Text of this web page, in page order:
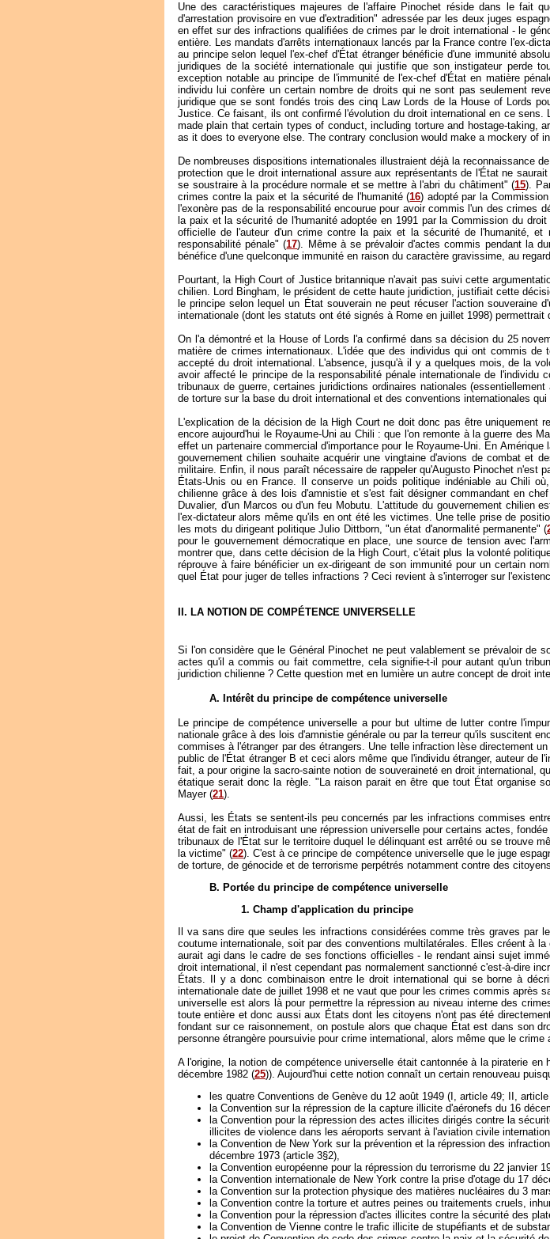
Une des caractéristiques majeures de l'affaire Pinochet réside dans le fait
d'arrestation provisoire en vue d'extradition" adressée par les deux juges
en effet sur des infractions qualifiées de crimes par le droit international - le
entière. Les mandats d'arrêts internationaux lancés par la France contre l'ex-
au principe selon lequel l'ex-chef d'État étranger bénéficie d'une immunité
juridiques de la société internationale qui justifie que son instigateur perde
exception notable au principe de l'immunité de l'ex-chef d'État en matière
individu lui confère un certain nombre de droits qui ne sont pas seulement
juridique que se sont fondés trois des cinq Law Lords de la House of Lords
Justice. Ce faisant, ils ont confirmé l'évolution du droit international en ce
made plain that certain types of conduct, including torture and hostage-
as it does to everyone else. The contrary conclusion would make a mockery of
De nombreuses dispositions internationales illustraient déjà la reconnaissance
protection que le droit international assure aux représentants de l'État ne
se soustraire à la procédure normale et se mettre à l'abri du châtiment" (15).
crimes contre la paix et la sécurité de l'humanité (16) adopté par la
l'exonère pas de la responsabilité encourue pour avoir commis l'un des
la paix et la sécurité de l'humanité adoptée en 1991 par la Commission du
officielle de l'auteur d'un crime contre la paix et la sécurité de l'humanité,
responsabilité pénale" (17). Même à se prévaloir d'actes commis pendant la
bénéfice d'une quelconque immunité en raison du caractère gravissime, au
Pourtant, la High Court of Justice britannique n'avait pas suivi cette
chilien. Lord Bingham, le président de cette haute juridiction, justifiait cette
le principe selon lequel un État souverain ne peut récuser l'action souveraine
internationale (dont les statuts ont été signés à Rome en juillet 1998)
On l'a démontré et la House of Lords l'a confirmé dans sa décision du 25
matière de crimes internationaux. L'idée que des individus qui ont commis
accepté du droit international. L'absence, jusqu'à il y a quelques mois, de la
avoir affecté le principe de la responsabilité pénale internationale de l'individu
tribunaux de guerre, certaines juridictions ordinaires nationales
de torture sur la base du droit international et des conventions internationales
L'explication de la décision de la High Court ne doit donc pas être
encore aujourd'hui le Royaume-Uni au Chili : que l'on remonte à la guerre des
effet un partenaire commercial d'importance pour le Royaume-Uni. En
gouvernement chilien souhaite acquérir une vingtaine d'avions de combat et
militaire. Enfin, il nous paraît nécessaire de rappeler qu'Augusto Pinochet
États-Unis ou en France. Il conserve un poids politique indéniable au Chili
chilienne grâce à des lois d'amnistie et s'est fait désigner commandant en
Duvalier, d'un Marcos ou d'un feu Mobutu. L'attitude du gouvernement chilien
l'ex-dictateur alors même qu'ils en ont été les victimes. Une telle prise de
les mots du dirigeant politique Julio Dittborn, "un état d'anormalité permanente" (
pour le gouvernement démocratique en place, une source de tension avec
montrer que, dans cette décision de la High Court, c'était plus la volonté
réprouve à faire bénéficier un ex-dirigeant de son immunité pour un certain
quel État pour juger de telles infractions ? Ceci revient à s'interroger sur
II. LA NOTION DE COMPÉTENCE UNIVERSELLE
Si l'on considère que le Général Pinochet ne peut valablement se prévaloir de
actes qu'il a commis ou fait commettre, cela signifie-t-il pour autant qu'un
juridiction chilienne ? Cette question met en lumière un autre concept de droit
A. Intérêt du principe de compétence universelle
Le principe de compétence universelle a pour but ultime de lutter contre
nationale grâce à des lois d'amnistie générale ou par la terreur qu'ils suscitent
commises à l'étranger par des étrangers. Une telle infraction lèse directement
public de l'État étranger B et ceci alors même que l'individu étranger, auteur
fait, a pour origine la sacro-sainte notion de souveraineté en droit international,
étatique serait donc la règle. "La raison parait en être que tout État organise
Mayer (21).
Aussi, les États se sentent-ils peu concernés par les infractions commises
état de fait en introduisant une répression universelle pour certains actes,
tribunaux de l'État sur le territoire duquel le délinquant est arrêté ou se trouve
la victime" (22). C'est à ce principe de compétence universelle que le juge
de torture, de génocide et de terrorisme perpétrés notamment contre des
B. Portée du principe de compétence universelle
1. Champ d'application du principe
Il va sans dire que seules les infractions considérées comme très graves
coutume internationale, soit par des conventions multilatérales. Elles créent à
aurait agi dans le cadre de ses fonctions officielles - le rendant ainsi sujet
droit international, il n'est cependant pas normalement sanctionné c'est-à-dire
États. Il y a donc combinaison entre le droit international qui se borne à
internationale date de juillet 1998 et ne vaut que pour les crimes commis après
universelle est alors là pour permettre la répression au niveau interne des
toute entière et donc aussi aux États dont les citoyens n'ont pas été
fondant sur ce raisonnement, on postule alors que chaque État est dans son
personne étrangère poursuivie pour crime international, alors même que le
A l'origine, la notion de compétence universelle était cantonnée à la piraterie
décembre 1982 (25)). Aujourd'hui cette notion connaît un certain renouveau
les quatre Conventions de Genève du 12 août 1949 (I, article 49; II,
la Convention sur la répression de la capture illicite d'aéronefs du 16
la Convention pour la répression des actes illicites dirigés contre la
illicites de violence dans les aéroports servant à l'aviation civile
la Convention de New York sur la prévention et la répression des
décembre 1973 (article 3§2),
la Convention européenne pour la répression du terrorisme du 22 janvier
la Convention internationale de New York contre la prise d'otage du 17
la Convention sur la protection physique des matières nucléaires du 3
la Convention contre la torture et autres peines ou traitements cruels,
la Convention pour la répression d'actes illicites contre la sécurité des
la Convention de Vienne contre le trafic illicite de stupéfiants et de